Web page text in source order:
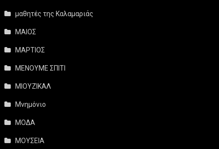
μαθητές της Καλαμαριάς
ΜΑΙΟΣ
ΜΑΡΤΙΟΣ
ΜΕΝΟΥΜΕ ΣΠΙΤΙ
ΜΙΟΥΖΙΚΑΛ
Μνημόνιο
ΜΟΔΑ
ΜΟΥΣΕΙΑ